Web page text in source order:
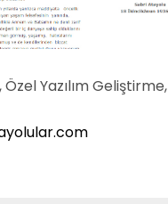
Yazılım Geliştirme,